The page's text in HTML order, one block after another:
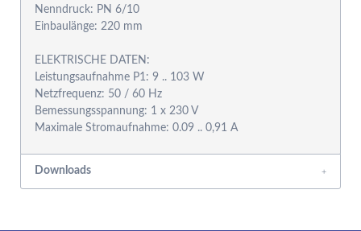
Nenndruck: PN 6/10
Einbaulänge: 220 mm
ELEKTRISCHE DATEN:
Leistungsaufnahme P1: 9 .. 103 W
Netzfrequenz: 50 / 60 Hz
Bemessungsspannung: 1 x 230 V
Maximale Stromaufnahme: 0.09 .. 0,91 A
Downloads